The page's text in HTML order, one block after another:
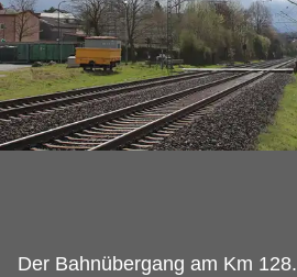
Der Bahnübergang am Km 128.